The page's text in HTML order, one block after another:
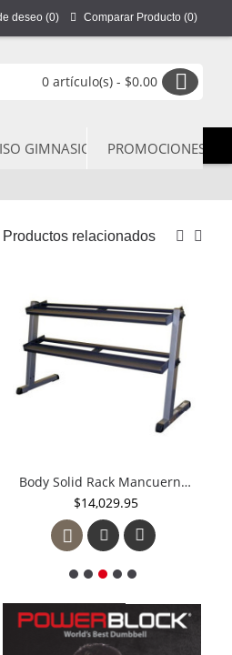
deseo (0) Comparar Producto (0)
0 artículo(s) - $0.00
GIMNASIO PROMOCIONES
Productos relacionados
Body Solid Rack Mancuernas Hexagonales 2 pisos
$14,029.95